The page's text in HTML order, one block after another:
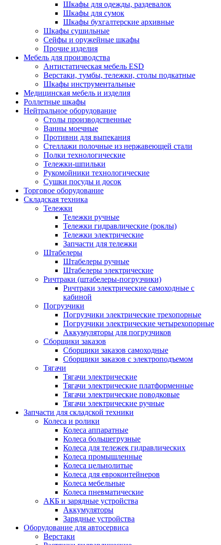
Шкафы для одежды, раздевалок
Шкафы для сумок
Шкафы бухгалтерские архивные
Шкафы сушильные
Сейфы и оружейные шкафы
Прочие изделия
Мебель для производства
Антистатическая мебель ESD
Верстаки, тумбы, тележки, столы подкатные
Шкафы инструментальные
Медицинская мебель и изделия
Роллетные шкафы
Нейтральное оборудование
Столы производственные
Ванны моечные
Противни для выпекания
Стеллажи полочные из нержавеющей стали
Полки технологические
Тележки-шпильки
Рукомойники технологические
Сушки посуды и досок
Торговое оборудование
Складская техника
Тележки
Тележки ручные
Тележки гидравлические (роклы)
Тележки электрические
Запчасти для тележки
Штабелеры
Штабелеры ручные
Штабелеры электрические
Ричтраки (штабелеры-погрузчики)
Ричтраки электрические самоходные с
кабиной
Погрузчики
Погрузчики электрические трехопорные
Погрузчики электрические четырехопорные
Аккумуляторы для погрузчиков
Сборщики заказов
Сборщики заказов самоходные
Сборщики заказов с электроподъемом
Тягачи
Тягачи электрические
Тягачи электрические платформенные
Тягачи электрические поводковые
Тягачи электрические ручные
Запчасти для складской техники
Колеса и ролики
Колеса аппаратные
Колеса большегрузные
Колеса для тележек гидравлических
Колеса промышленные
Колеса цельнолитые
Колеса для евроконтейнеров
Колеса мебельные
Колеса пневматические
АКБ и зарядные устройства
Аккумуляторы
Зарядные устройства
Оборудование для автосервиса
Верстаки